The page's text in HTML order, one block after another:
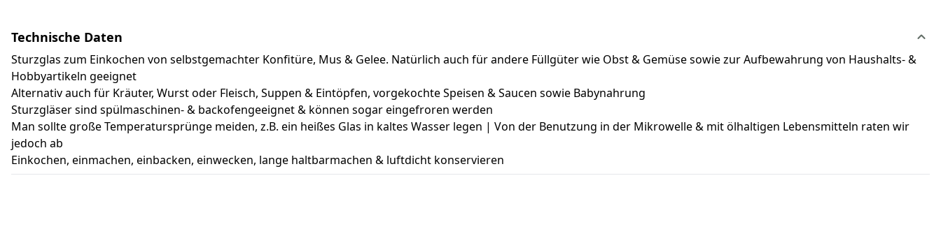
Technische Daten
Sturzglas zum Einkochen von selbstgemachter Konfitüre, Mus & Gelee. Natürlich auch für andere Füllgüter wie Obst & Gemüse sowie zur Aufbewahrung von Haushalts- &
Hobbyartikeln geeignet
Alternativ auch für Kräuter, Wurst oder Fleisch, Suppen & Eintöpfen, vorgekochte Speisen & Saucen sowie Babynahrung
Sturzgläser sind spülmaschinen- & backofengeeignet & können sogar eingefroren werden
Man sollte große Temperatursprünge meiden, z.B. ein heißes Glas in kaltes Wasser legen | Von der Benutzung in der Mikrowelle & mit ölhaltigen Lebensmitteln raten wir
jedoch ab
Einkochen, einmachen, einbacken, einwecken, lange haltbarmachen & luftdicht konservieren